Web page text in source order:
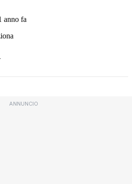
ANNUNCIO